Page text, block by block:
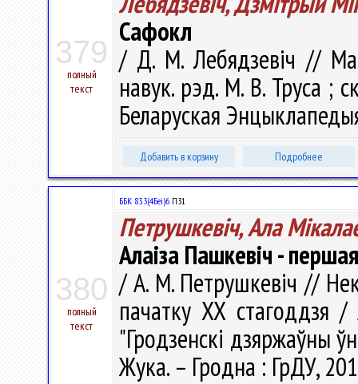
379
полный
текст
Сафокл
/ Д. М. Лебядзевіч //
навук. рэд. М. В. Труса ;
Беларуская
Добавить в корзину Подробнее
380
полный
текст
ББК 83.3(4Беі)6 П31
Петрушкевіч, Ала
Алаіза Пашкевіч -
/ А. М. Петрушкевіч //
пачатку ХХ стагоддзя
"Гродзенскі дзяржаўны
Жука. – Гродна : ГрДУ,